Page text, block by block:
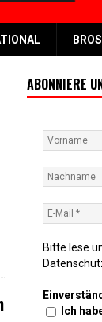
ABONNIERE
Bitte lese
Ich